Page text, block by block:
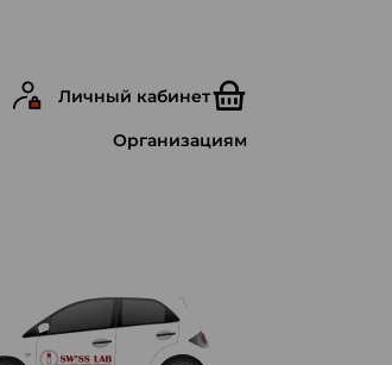
Личный кабинет
Организациям